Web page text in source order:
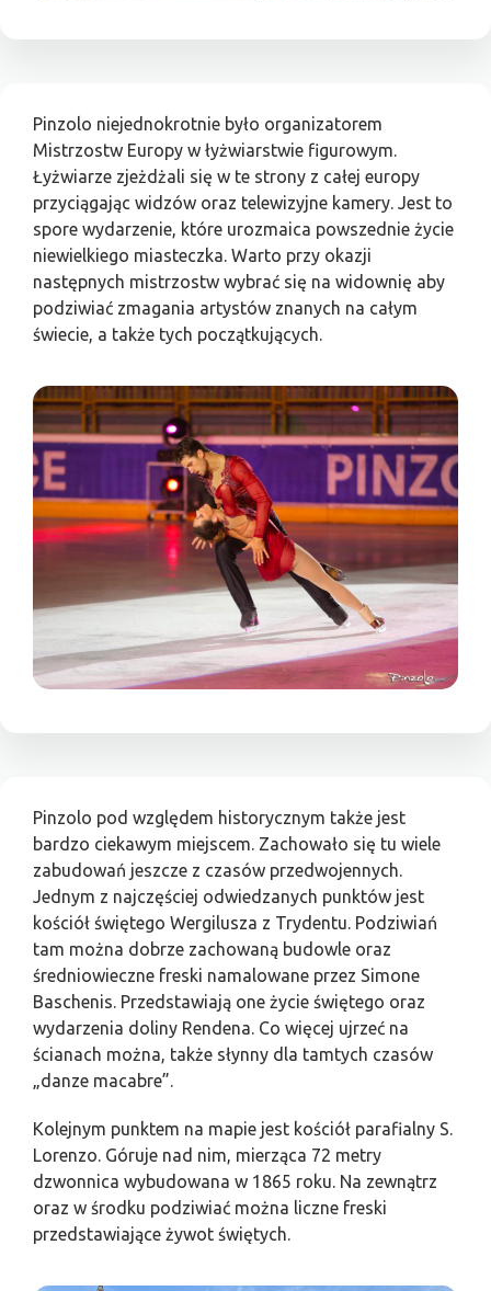
Pinzolo niejednokrotnie było organizatorem
Mistrzostw Europy w łyżwiarstwie figurowym.
Łyżwiarze zjeżdżali się w te strony z całej europy
przyciągając widzów oraz telewizyjne kamery. Jest to
spore wydarzenie, które urozmaica powszednie życie
niewielkiego miasteczka. Warto przy okazji
następnych mistrzostw wybrać się na widownię aby
podziwiać zmagania artystów znanych na całym
świecie, a także tych początkujących.
Pinzolo pod względem historycznym także jest
bardzo ciekawym miejscem. Zachowało się tu wiele
zabudowań jeszcze z czasów przedwojennych.
Jednym z najczęściej odwiedzanych punktów jest
kościół świętego Wergilusza z Trydentu. Podziwiań
tam można dobrze zachowaną budowle oraz
średniowieczne freski namalowane przez Simone
Baschenis. Przedstawiają one życie świętego oraz
wydarzenia doliny Rendena. Co więcej ujrzeć na
ścianach można, także słynny dla tamtych czasów
„danze macabre”.
Kolejnym punktem na mapie jest kościół parafialny S.
Lorenzo. Góruje nad nim, mierząca 72 metry
dzwonnica wybudowana w 1865 roku. Na zewnątrz
oraz w środku podziwiać można liczne freski
przedstawiające żywot świętych.